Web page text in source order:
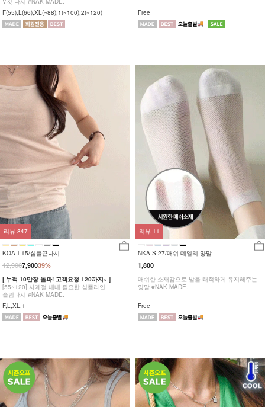
F(55),L(66),XL(~88),1(~100),2(~120)
Free
KOA-T-15/심플끈나시
39%
12,9007,900
[ 누적 10만장 돌파! 고객요청 120까지~ ]
[55~120] 사계절 내내 필요한 심플라인
슬림나시 #NAK MADE.
F,L,XL,1
리뷰 847
NKA-S-27/매쉬 데일리 양말
1,800
매쉬한 소재감으로 발을 쾌적하게 유지해주는
양말 #NAK MADE.
Free
리뷰 11